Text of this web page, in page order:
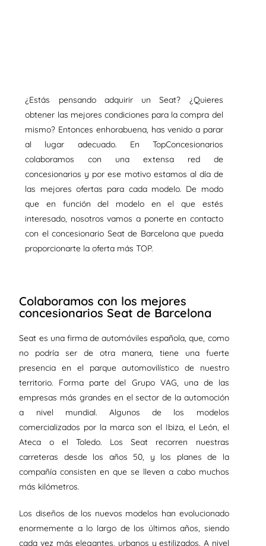
¿Estás pensando adquirir un Seat? ¿Quieres
obtener las mejores condiciones para la compra del
mismo? Entonces enhorabuena, has venido a parar
al lugar adecuado. En TopConcesionarios
colaboramos con una extensa red de
concesionarios y por ese motivo estamos al día de
las mejores ofertas para cada modelo. De modo
que en función del modelo en el que estés
interesado, nosotros vamos a ponerte en contacto
con el concesionario Seat de Barcelona que pueda
proporcionarte la oferta más TOP.
Colaboramos con los mejores
concesionarios Seat de Barcelona
Seat es una firma de automóviles española, que, como
no podría ser de otra manera, tiene una fuerte
presencia en el parque automovilístico de nuestro
territorio. Forma parte del Grupo VAG, una de las
empresas más grandes en el sector de la automoción
a nivel mundial. Algunos de los modelos
comercializados por la marca son el Ibiza, el León, el
Ateca o el Toledo. Los Seat recorren nuestras
carreteras desde los años 50, y los planes de la
compañía consisten en que se lleven a cabo muchos
más kilómetros.
Los diseños de los nuevos modelos han evolucionado
enormemente a lo largo de los últimos años, siendo
cada vez más elegantes, urbanos y estilizados. A nivel